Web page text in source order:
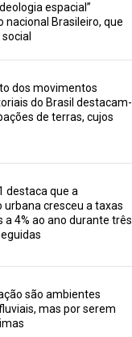
espacial”
nacional Brasileiro, que
dos movimentos
do Brasil destacam-
de terras, cujos
destaca que a
urbana cresceu a taxas
a 4% ao ano durante três
são ambientes
mas por serem